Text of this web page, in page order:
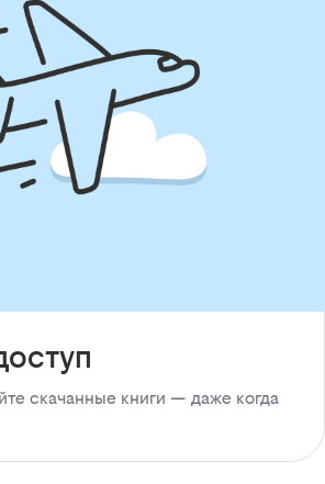
скачанные книги — даже когда